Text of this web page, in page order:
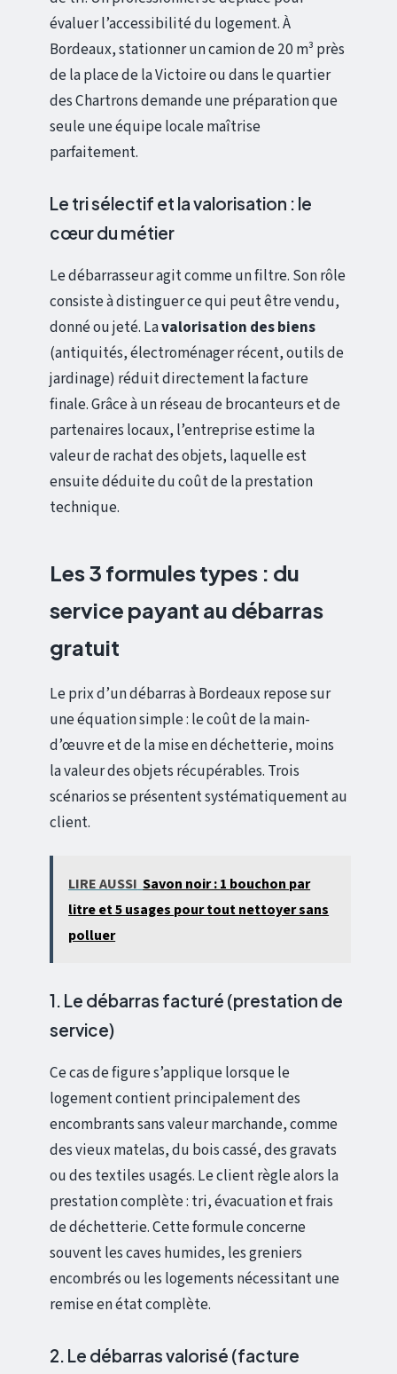
évaluer l’accessibilité du logement. À
Bordeaux, stationner un camion de 20 m³ près
de la place de la Victoire ou dans le quartier
des Chartrons demande une préparation que
seule une équipe locale maîtrise
parfaitement.
Le tri sélectif et la valorisation : le
cœur du métier
Le débarrasseur agit comme un filtre. Son rôle
consiste à distinguer ce qui peut être vendu,
donné ou jeté. Lavalorisation des biens
(antiquités, électroménager récent, outils de
jardinage) réduit directement la facture
finale. Grâce à un réseau de brocanteurs et de
partenaires locaux, l’entreprise estime la
valeur de rachat des objets, laquelle est
ensuite déduite du coût de la prestation
technique.
Les 3 formules types : du
service payant au débarras
gratuit
Le prix d’un débarras à Bordeaux repose sur
une équation simple : le coût de la main-
d’œuvre et de la mise en déchetterie, moins
la valeur des objets récupérables. Trois
scénarios se présentent systématiquement au
client.
LIRE AUSSI Savon noir : 1 bouchon par
litre et 5 usages pour tout nettoyer sans
polluer
1. Le débarras facturé (prestation de
service)
Ce cas de figure s’applique lorsque le
logement contient principalement des
encombrants sans valeur marchande, comme
des vieux matelas, du bois cassé, des gravats
ou des textiles usagés. Le client règle alors la
prestation complète : tri, évacuation et frais
de déchetterie. Cette formule concerne
souvent les caves humides, les greniers
encombrés ou les logements nécessitant une
remise en état complète.
2. Le débarras valorisé (facture